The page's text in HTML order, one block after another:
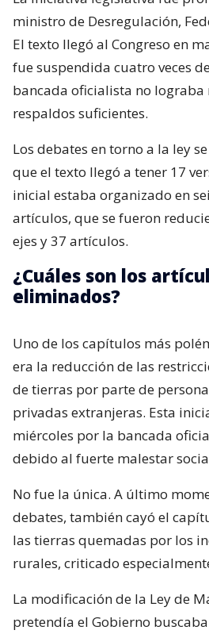
ministro de Desregulación,
El texto llegó al Congreso en
fue suspendida cuatro veces
bancada oficialista no lograba
respaldos suficientes.
Los debates en torno a la ley
que el texto llegó a tener 17
inicial estaba organizado en
artículos, que se fueron
ejes y 37 artículos.
¿Cuáles son los
eliminados?
Uno de los capítulos más
era la reducción de las
de tierras por parte de
privadas extranjeras. Esta
miércoles por la bancada
debido al fuerte malestar
No fue la única. A último
debates, también cayó el
las tierras quemadas por los
rurales, criticado
La modificación de la Ley de
pretendía el Gobierno